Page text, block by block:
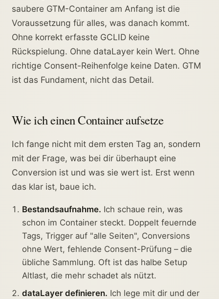
saubere GTM-Container am Anfang ist die
Voraussetzung für alles, was danach kommt.
Ohne korrekt erfasste GCLID keine
Rückspielung. Ohne dataLayer kein Wert. Ohne
richtige Consent-Reihenfolge keine Daten. GTM
ist das Fundament, nicht das Detail.
Wie ich einen Container aufsetze
Ich fange nicht mit dem ersten Tag an, sondern
mit der Frage, was bei dir überhaupt eine
Conversion ist und was sie wert ist. Erst wenn
das klar ist, baue ich.
Bestandsaufnahme. Ich schaue rein, was
schon im Container steckt. Doppelt feuernde
Tags, Trigger auf "alle Seiten", Conversions
ohne Wert, fehlende Consent-Prüfung – die
übliche Sammlung. Oft ist das halbe Setup
Altlast, die mehr schadet als nützt.
dataLayer definieren. Ich lege mit dir und der